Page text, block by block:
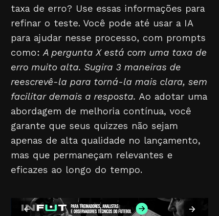
taxa de erro? Use essas informações para
refinar o teste. Você pode até usar a IA
para ajudar nesse processo, com prompts
como:A pergunta X está com uma taxa de
erro muito alta. Sugira 3 maneiras de
reescrevê-la para torná-la mais clara, sem
facilitar demais a resposta. Ao adotar uma
abordagem de melhoria contínua, você
garante que seus quizzes não sejam
apenas de alta qualidade no lançamento,
mas que permaneçam relevantes e
eficazes ao longo do tempo.